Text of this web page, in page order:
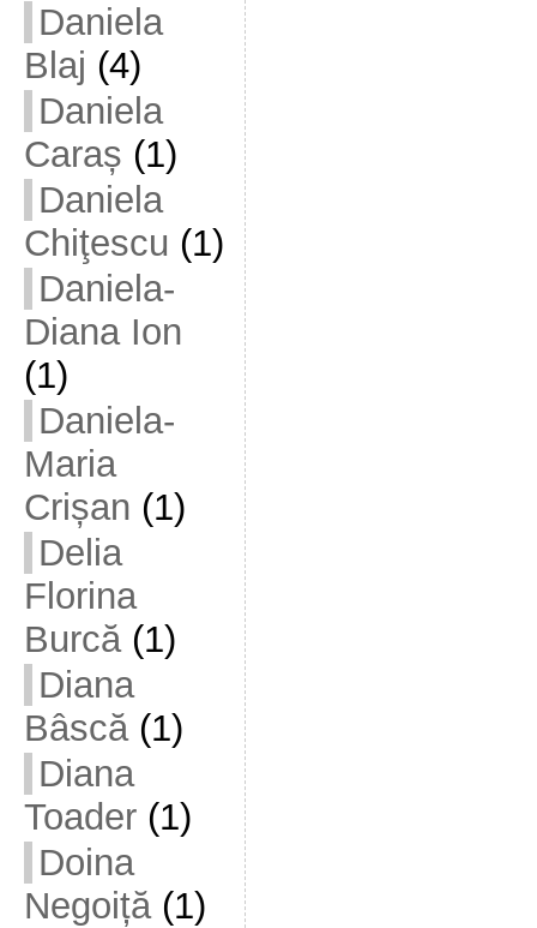
Daniela
Blaj (4)
Daniela
Caraș (1)
Daniela
Chiţescu (1)
Daniela-
Diana Ion
(1)
Daniela-
Maria
Crișan (1)
Delia
Florina
Burcă(1)
Diana
Bâscă(1)
Diana
Toader(1)
Doina
Negoiță(1)